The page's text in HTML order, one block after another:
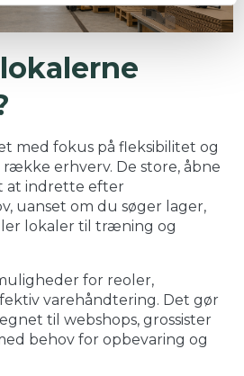
med fokus på fleksibilitet og
række erhverv. De store, åbne
at indrette efter
uanset om du søger lager,
lokaler til træning og
for reoler,
varehåndtering. Det gør
til webshops, grossister
behov for opbevaring og